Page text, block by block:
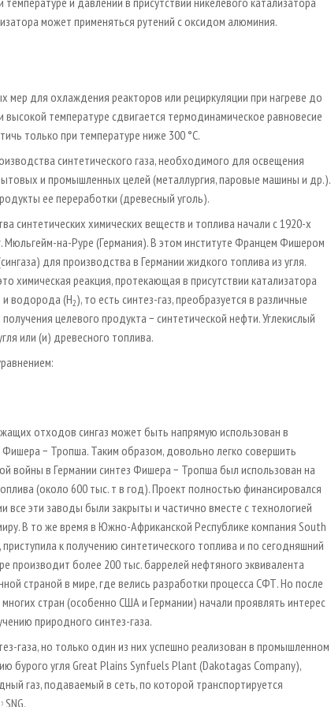
может применяться рутений с оксидом алюминия.
мер для охлаждения реакторов или рециркуляции при нагреве до
температуре сдвигается термодинамическое равновесие
только при температуре ниже 300 °C.
синтетического газа, необходимого для освещения
и промышленных целей (металлургия, паровые машины и др.).
ее переработки (древесный уголь).
синтетических химических веществ и топлива начали с 1920-х
Мюльгейм-­на­-Руре (Германия). В этом институте Францем Фишером
для производства в Германии жидкого топлива из угля.
реакция, протекающая в присутствии катализатора
и водорода (H2), то есть синтез­-газ, преобразуется в различные
целевого продукта − синтетической нефти. Углекислый
или (и) древесного топлива.
отходов сингаз может быть напрямую использован в
− Тропша. Таким образом, довольно легко совершить
войны в Германии синтез Фишера − Тропша был использован на
(около 600 тыс. т в год). Проект полностью финансировался
эти заводы были закрыты и частично вместе с технологией
В то же время в Южно­-Африканской Республике компания South
к получению синтетического топлива и по сегодняшний
более 200 тыс. баррелей нефтяного эквивалента
страной в мире, где велись разработки процесса СФТ. Но после
стран (особенно США и Германии) начали проявлять интерес
природного синтез­-газа.
газа, но только один из них успешно реализован в промышленном
угля Great Plains Synfuels Plant (Dakotagas Company),
газ, подаваемый в сеть, по которой транспортируется
3 SNG.